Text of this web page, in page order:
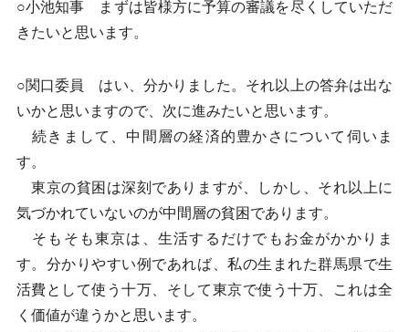
○小池知事 まずは皆様方に予算の審議を尽くしていただ
きたいと思います。
○関口委員 はい、分かりました。それ以上の答弁は出な
いかと思いますので、次に進みたいと思います。
続きまして、中間層の経済的豊かさについて伺いま
す。
東京の貧困は深刻でありますが、しかし、それ以上に
気づかれていないのが中間層の貧困であります。
そもそも東京は、生活するだけでもお金がかかりま
す。分かりやすい例であれば、私の生まれた群馬県で生
活費として使う十万、そして東京で使う十万、これは全
く価値が違うかと思います。